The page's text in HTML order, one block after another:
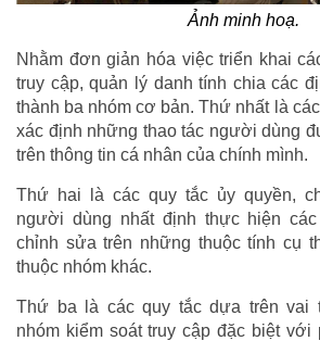
Ảnh minh hoạ.
Nhằm đơn giản hóa việc triển khai
truy cập, quản lý danh tính chia các
thành ba nhóm cơ bản. Thứ nhất là
xác định những thao tác người dùng
trên thông tin cá nhân của chính mình.
Thứ hai là các quy tắc ủy quyền,
người dùng nhất định thực hiện
chỉnh sửa trên những thuộc tính cụ
thuộc nhóm khác.
Thứ ba là các quy tắc dựa trên vai
nhóm kiểm soát truy cập đặc biệt với